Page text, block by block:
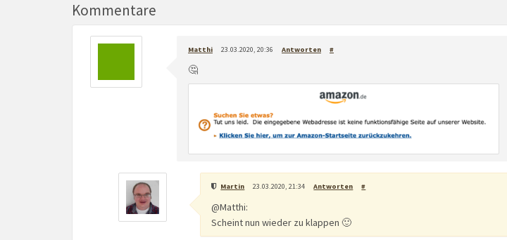
Kommentare
Matthi 23.03.2020, 20:36 Antworten #
🤔
Martin 23.03.2020, 21:34 Antworten #
@Matthi:
Scheint nun wieder zu klappen 🙂